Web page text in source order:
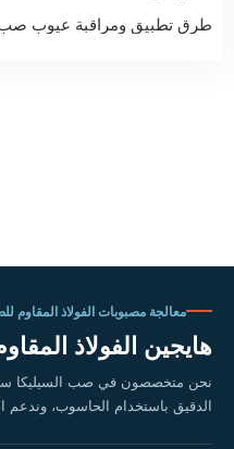
معالجة مصبوبات الفولاذ
هايجين الفولاذ
نحن متخصصون في صب السيليكا
الدقيق باستخدام الحاسوب، وندعم